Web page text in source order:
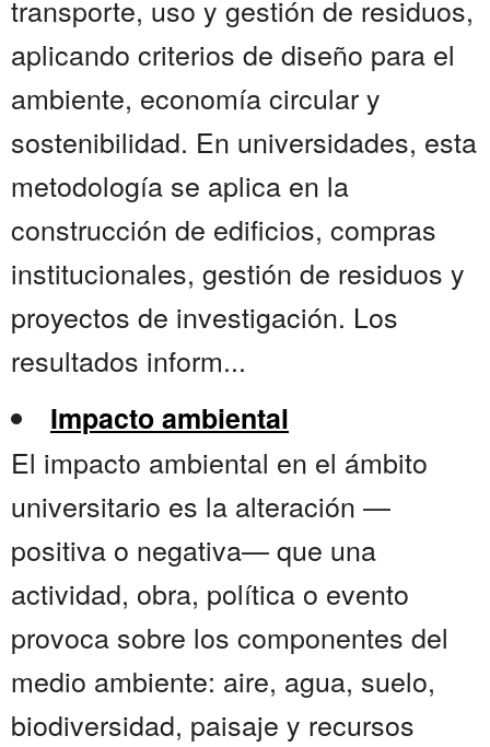
transporte, uso y gestión de residuos,
aplicando criterios de diseño para el
ambiente, economía circular y
sostenibilidad. En universidades, esta
metodología se aplica en la
construcción de edificios, compras
institucionales, gestión de residuos y
proyectos de investigación. Los
resultados inform...
Impacto ambiental
El impacto ambiental en el ámbito
universitario es la alteración —
positiva o negativa— que una
actividad, obra, política o evento
provoca sobre los componentes del
medio ambiente: aire, agua, suelo,
biodiversidad, paisaje y recursos